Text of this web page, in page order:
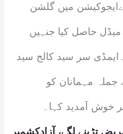
میں گلشن
حاصل کیا جنہیں
۔ایمڈی سر سید کالج سید
جملہ مہمانان کو
خوش آمدید کہا۔